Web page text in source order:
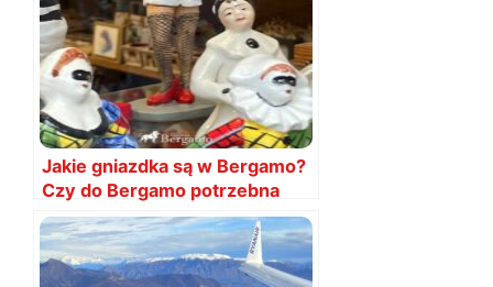
Jakie gniazdka są w Bergamo?
Czy do Bergamo potrzebna
przejściówka?